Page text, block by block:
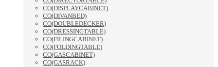
CO(DISPLAYCABINET)
CO(DIVANBED)
CO(DOUBLEDECKER)
CO(DRESSINGTABLE)
CO(FILINGCABINET)
CO(FOLDINGTABLE)
CO(GASCABINET)
CO(GASRACK)